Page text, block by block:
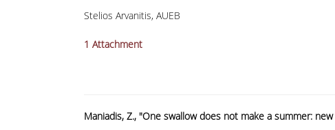
Stelios Arvanitis, AUEB
1 Attachment
Maniadis, Z., "One swallow does not make a summer: